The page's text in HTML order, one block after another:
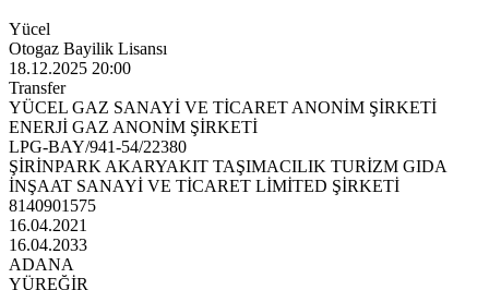
Yücel
Otogaz Bayilik Lisansı
18.12.2025 20:00
Transfer
YÜCEL GAZ SANAYİ VE TİCARET ANONİM ŞİRKETİ
ENERJİ GAZ ANONİM ŞİRKETİ
LPG-BAY/941-54/22380
ŞİRİNPARK AKARYAKIT TAŞIMACILIK TURİZM GIDA
İNŞAAT SANAYİ VE TİCARET LİMİTED ŞİRKETİ
8140901575
16.04.2021
16.04.2033
ADANA
YÜREĞİR